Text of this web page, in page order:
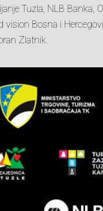
Tuzla, NLB Banka,
vision Bosna i
Zlatnik.